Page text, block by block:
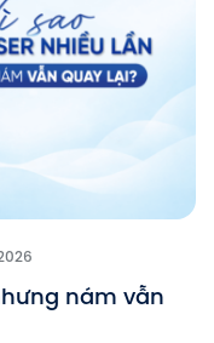
nám vẫn